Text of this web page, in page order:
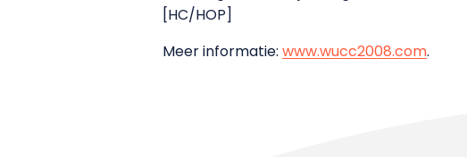
[HC/HOP]
Meer informatie: www.wucc2008.com.